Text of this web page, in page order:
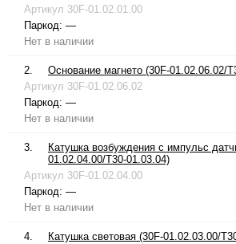
Артикул 30F-01.02.01.00
Паркод: —
Нет в наличии
2.
Основание магнето (30F-01.02.06.02/
Артикул 30F-01.02.06.02
Паркод: —
Нет в наличии
3.
Катушка возбуждения с импульс
01.02.04.00/T30-01.03.04)
Артикул 30F-01.02.04.00
Паркод: —
Нет в наличии
4.
Катушка световая (30F-01.02.03.00/